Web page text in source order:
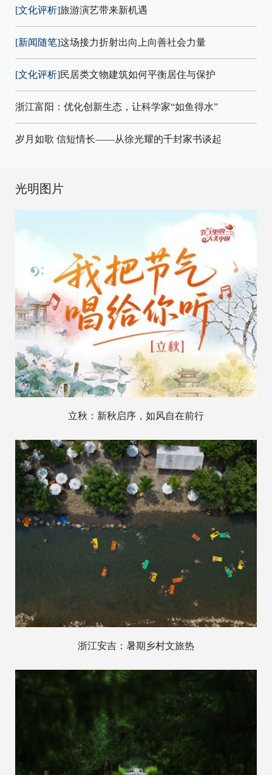
[文化评析]旅游演艺带来新机遇
[新闻随笔]这场接力折射出向上向善社会力量
[文化评析]民居类文物建筑如何平衡居住与保护
浙江富阳：优化创新生态，让科学家“如鱼得水”
岁月如歌 信短情长——从徐光耀的千封家书谈起
光明图片
立秋：新秋启序，如风自在前行
浙江安吉：暑期乡村文旅热